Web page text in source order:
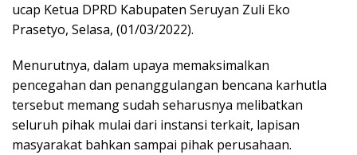
ucap Ketua DPRD Kabupaten Seruyan Zuli Eko
Prasetyo, Selasa, (01/03/2022).
Menurutnya, dalam upaya memaksimalkan
pencegahan dan penanggulangan bencana karhutla
tersebut memang sudah seharusnya melibatkan
seluruh pihak mulai dari instansi terkait, lapisan
masyarakat bahkan sampai pihak perusahaan.